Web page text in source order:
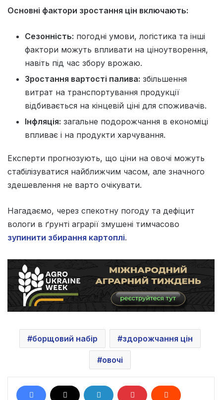
Основні фактори зростання цін включають:
Сезонність: погодні умови, логістика та інші
фактори можуть впливати на ціноутворення,
навіть під час збору врожаю.
Зростання вартості палива: збільшення
витрат на транспортування продукції
відбивається на кінцевій ціні для споживачів.
Інфляція: загальне подорожчання в економіці
впливає і на продукти харчування.
Експерти прогнозують, що ціни на овочі можуть
стабілізуватися найближчим часом, але значного
здешевлення не варто очікувати.
Нагадаємо, через спекотну погоду та дефіцит
вологи в ґрунті аграрії змушені тимчасово
зупинити збирання картоплі.
борщовий набір здорожчання цін
овочі